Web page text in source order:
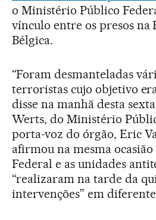
o Ministério Público
vínculo entre os presos na
Bélgica.
“Foram desmanteladas
terroristas cujo objetivo
disse na manhã desta
Werts, do Ministério
porta-voz do órgão, Eric
afirmou na mesma ocasião
Federal e as unidades
“realizaram na tarde da
intervenções” em